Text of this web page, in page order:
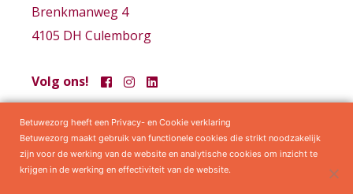
Brenkmanweg 4
4105 DH Culemborg
Volg ons!
Samenwerkingen Privacy statement Algemene voorwaarden
Betuwezorg heeft een Privacy- en Cookie verklaring
Betuwezorg maakt gebruik van functionele cookies die strikt noodzakelijk
zijn voor de werking van de website en analytische cookies om inzicht te
krijgen in de werking en effectiviteit van de website.